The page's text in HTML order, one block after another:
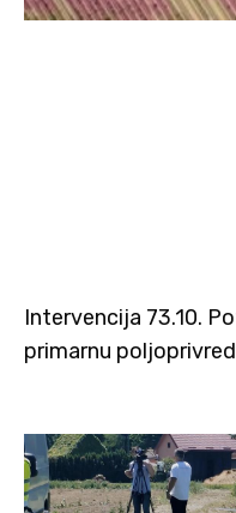
Intervencija 73.10.
primarnu